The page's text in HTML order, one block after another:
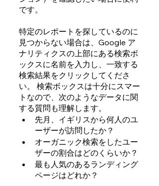
です。
特定のレポートを探しているのに
見つからない場合は、Google ア
ナリティクスの上部にある検索ボ
ックスに名前を入力し、一致する
検索結果をクリックしてくださ
い。 検索ボックスは十分にスマー
トなので、次のようなデータに関
する質問も理解します。
先月、イギリスから何人のユ
ーザーが訪問したか？
オーガニック検索をしたユー
ザーの割合はどのくらいか？
最も人気のあるランディング
ページはどれか？